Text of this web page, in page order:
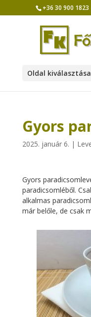
+36 30 900
Oldal kiválasztása
Gyors
2025. január 6. |
Gyors
paradicsomléből.
alkalmas
már belőle, de csak